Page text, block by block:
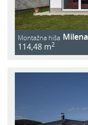
Montažna hiša Milena
114,48 m2